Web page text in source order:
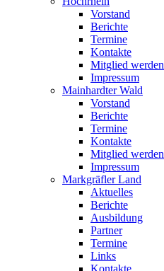
Vorstand
Berichte
Termine
Kontakte
Mitglied werden
Impressum
Mainhardter Wald
Vorstand
Berichte
Termine
Kontakte
Mitglied werden
Impressum
Markgräfler Land
Aktuelles
Berichte
Ausbildung
Partner
Termine
Links
Kontakte